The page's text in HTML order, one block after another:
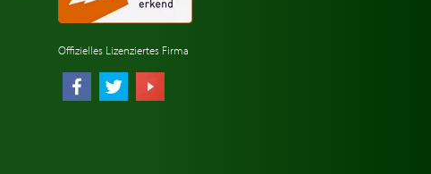
Offizielles Lizenziertes Firma